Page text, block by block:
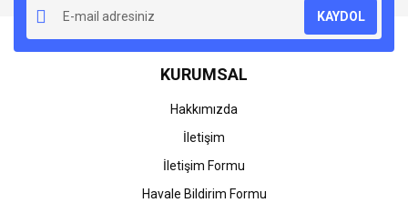
Ürün açıklamasında eksik bilgiler bulunuyor.
Ürün bilgilerinde hatalar bulunuyor.
Ürün fiyatı diğer sitelerden daha pahalı.
KAYDOL
KURUMSAL
Hakkımızda
İletişim
İletişim Formu
Havale Bildirim Formu